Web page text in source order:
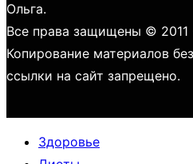
Ольга.
Все права защищены © 2011
Копирование материалов
ссылки на сайт запрещено.
Здоровье